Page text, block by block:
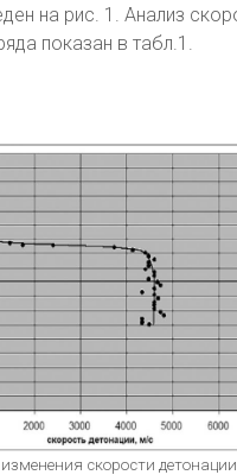
на рис. 1. Анализ
показан в табл.1.
скорости